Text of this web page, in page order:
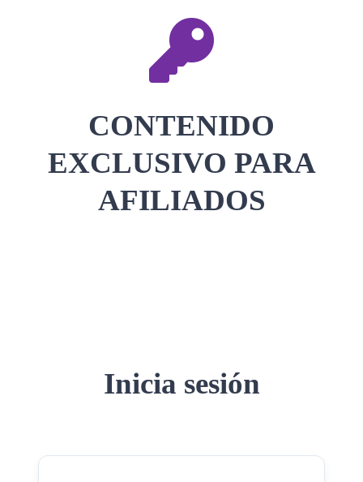
CONTENIDO
EXCLUSIVO PARA
AFILIADOS
Inicia sesión